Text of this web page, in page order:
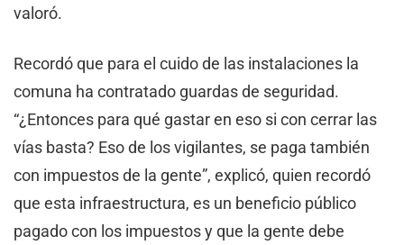
valoró.
Recordó que para el cuido de las instalaciones la
comuna ha contratado guardas de seguridad.
“¿Entonces para qué gastar en eso si con cerrar las
vías basta? Eso de los vigilantes, se paga también
con impuestos de la gente”, explicó, quien recordó
que esta infraestructura, es un beneficio público
pagado con los impuestos y que la gente debe